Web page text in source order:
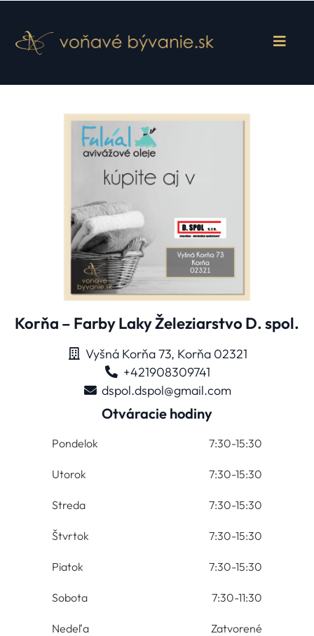
Korňa – Farby Laky Železiarstvo D. spol.
Vyšná Korňa 73, Korňa 02321
+421908309741
dspol.dspol@gmail.com
Otváracie hodiny
Pondelok 7:30-15:30
Utorok 7:30-15:30
Streda 7:30-15:30
Štvrtok 7:30-15:30
Piatok 7:30-15:30
Sobota 7:30-11:30
Nedeľa Zatvorené